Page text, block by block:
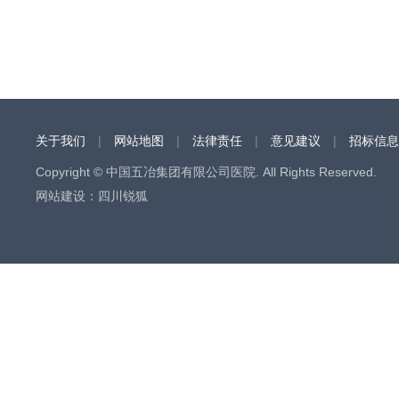
关于我们 | 网站地图 | 法律责任 | 意见建议 | 招标信息
Copyright © 中国五冶集团有限公司医院. All Rights Reserved.
网站建设 ： 四川锐狐